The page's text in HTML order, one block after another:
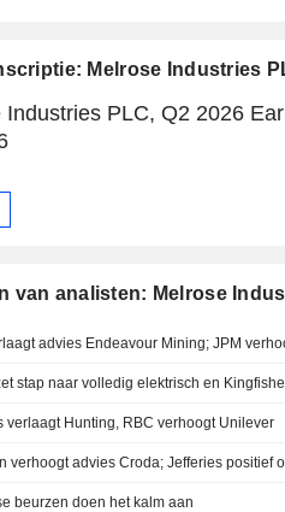
Melrose Industries
Industries PLC, Q2 2026
van analisten: Melrose
advies Endeavour Mining; JPM
stap naar volledig elektrisch en
verlaagt Hunting, RBC verhoogt Unilever
verhoogt advies Croda; Jefferies positief
beurzen doen het kalm aan